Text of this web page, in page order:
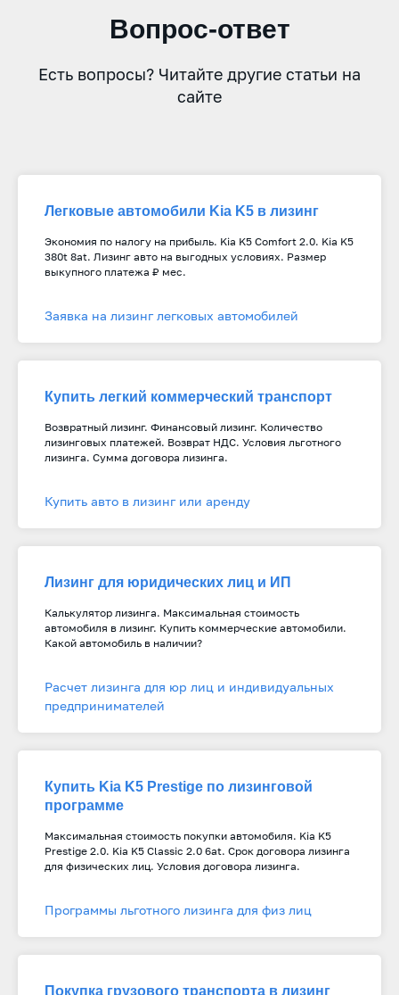
Вопрос-ответ
Есть вопросы? Читайте другие статьи на
сайте
Легковые автомобили Kia K5 в лизинг
Экономия по налогу на прибыль. Kia K5 Comfort 2.0. Kia K5
380t 8at. Лизинг авто на выгодных условиях. Размер
выкупного платежа ₽ мес.
Заявка на лизинг легковых автомобилей
Купить легкий коммерческий транспорт
Возвратный лизинг. Финансовый лизинг. Количество
лизинговых платежей. Возврат НДС. Условия льготного
лизинга. Сумма договора лизинга.
Купить авто в лизинг или аренду
Лизинг для юридических лиц и ИП
Калькулятор лизинга. Максимальная стоимость
автомобиля в лизинг. Купить коммерческие автомобили.
Какой автомобиль в наличии?
Расчет лизинга для юр лиц и индивидуальных
предпринимателей
Купить Kia K5 Prestige по лизинговой
программе
Максимальная стоимость покупки автомобиля. Kia K5
Prestige 2.0. Kia K5 Classic 2.0 6at. Срок договора лизинга
для физических лиц. Условия договора лизинга.
Программы льготного лизинга для физ лиц
Покупка грузового транспорта в лизинг